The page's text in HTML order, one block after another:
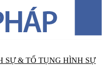
SỰ & TỐ TỤNG HÌNH SỰ